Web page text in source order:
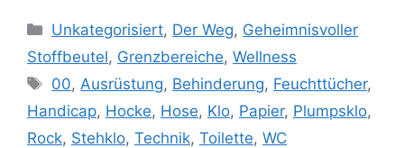
Kategorien
Unkategorisiert, Der Weg, Geheimnisvoller
Stoffbeutel, Grenzbereiche, Wellness
Schlagwörter
00, Ausrüstung, Behinderung, Feuchttücher,
Handicap, Hocke, Hose, Klo, Papier, Plumpsklo,
Rock, Stehklo, Technik, Toilette, WC